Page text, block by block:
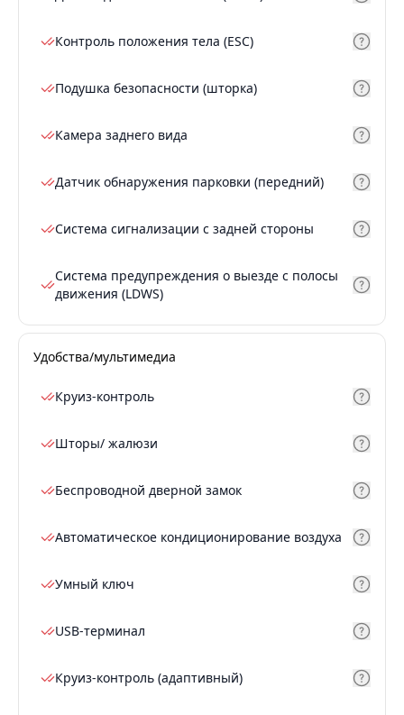
Контроль положения тела (ESC)
Подушка безопасности (шторка)
Камера заднего вида
Датчик обнаружения парковки (передний)
Система сигнализации с задней стороны
Система предупреждения о выезде с полосы
движения (LDWS)
Удобства/мультимедиа
Круиз-контроль
Шторы/ жалюзи
Беспроводной дверной замок
Автоматическое кондиционирование воздуха
Умный ключ
USB-терминал
Круиз-контроль (адаптивный)